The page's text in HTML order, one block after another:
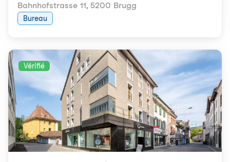
Bahnhofstrasse 11, 5200 Brugg
Bureau
Vérifié